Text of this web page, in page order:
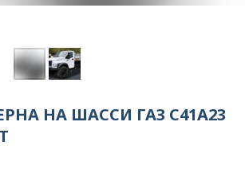
НА ШАССИ ГАЗ С41A23